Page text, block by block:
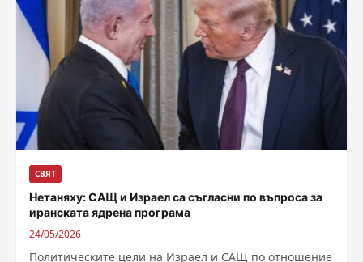
СВЯТ
Нетаняху: САЩ и Израел са съгласни по въпроса за
иранската ядрена програма
24/05/2026
Политическите цели на Израел и САЩ по отношение